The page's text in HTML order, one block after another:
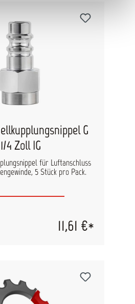
auf Dauer gangbar zu halten.
Art. Nr. 158840 5 x
mittel für die Farbdüse und
Teile der Pistole Art. Nr.
doppelseitig für
Art. Nr.
Luft- und Farbdüse Art. Nr.
100 ml Art. Nr. 48173
G
1/4 Zoll IG
für Luftanschluss
5 Stück pro Pack.
11,61 €*